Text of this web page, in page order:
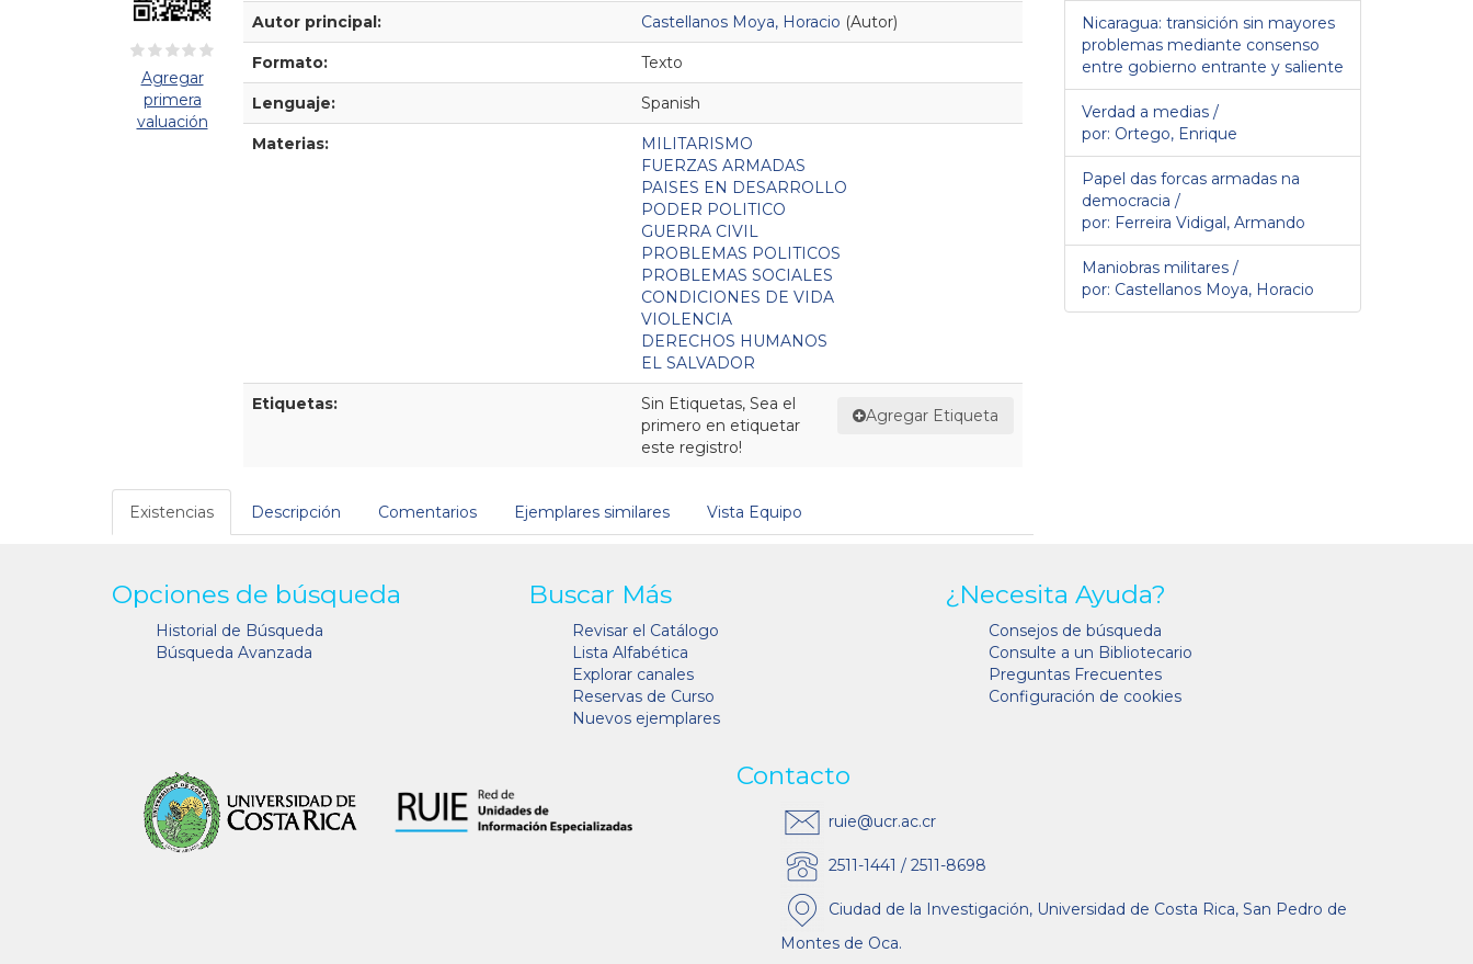
Agregar
primera
valuación
Detalles Bibliográficos
Autor principal: Castellanos Moya, Horacio (Autor)
Formato: Texto
Lenguaje: Spanish
Materias:
MILITARISMO
FUERZAS ARMADAS
PAISES EN DESARROLLO
PODER POLITICO
GUERRA CIVIL
PROBLEMAS POLITICOS
PROBLEMAS SOCIALES
CONDICIONES DE VIDA
VIOLENCIA
DERECHOS HUMANOS
EL SALVADOR
Etiquetas:
Agregar Etiqueta
Sin Etiquetas, Sea el
primero en etiquetar
este registro!
Existencias Descripción Comentarios Ejemplares similares Vista Equipo
Nicaragua: transición sin mayores
problemas mediante consenso
entre gobierno entrante y saliente
Verdad a medias /
por: Ortego, Enrique
Papel das forcas armadas na
democracia /
por: Ferreira Vidigal, Armando
Maniobras militares /
por: Castellanos Moya, Horacio
Opciones de búsqueda
Historial de Búsqueda
Búsqueda Avanzada
Buscar Más
Revisar el Catálogo
Lista Alfabética
Explorar canales
Reservas de Curso
Nuevos ejemplares
¿Necesita Ayuda?
Consejos de búsqueda
Consulte a un Bibliotecario
Preguntas Frecuentes
Configuración de cookies
Contacto
ruie@ucr.ac.cr
2511-1441 / 2511-8698
Ciudad de la Investigación, Universidad de Costa Rica, San Pedro de
Montes de Oca.